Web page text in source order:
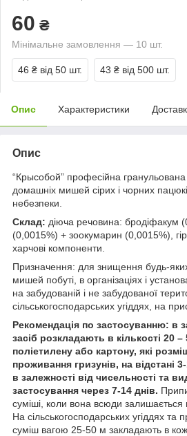
60 ₴
Мінімальне замовлення — 10 шт.
46 ₴ від 50 шт. 43 ₴ від 500 шт.
Опис Характеристики
Опис
“Крысобой” професійна
домашніх мишей сірих і чорних
небезпеки.
Склад: діюча речовина: бродіфакум
(0,0015%) + зоокумарин (0,0015%),
харчові компоненти.
Призначення: для знищення будь-
мишей побуті, в організаціях і
на забудованій і не забудованої
сільськогосподарських угіддях, на
Рекомендація по застосуванню: в
засіб розкладають в кількості 20 –
поліетилену або картону, які
проживання гризунів, на відстані
в залежності від чисельності та
застосування через 7-14 днів.
суміші, коли вона всюди
На сільськогосподарських угіддях та
суміш вагою 25-50 м закладають в